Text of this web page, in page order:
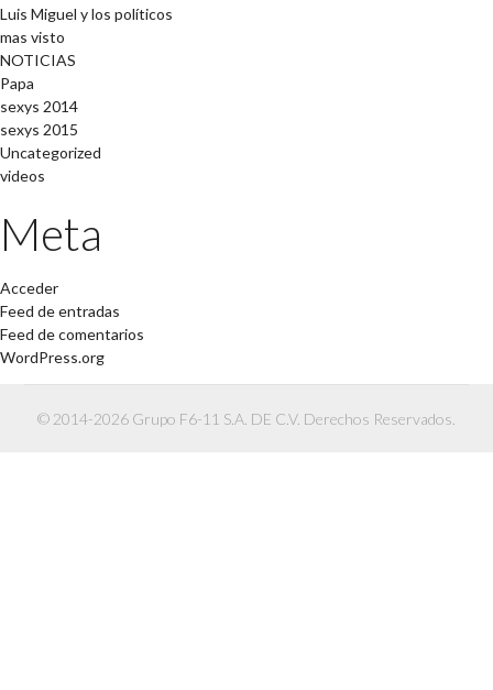
Luis Miguel y los políticos
mas visto
NOTICIAS
Papa
sexys 2014
sexys 2015
Uncategorized
videos
Meta
Acceder
Feed de entradas
Feed de comentarios
WordPress.org
© 2014-2026 Grupo F6-11 S.A. DE C.V. Derechos Reservados.